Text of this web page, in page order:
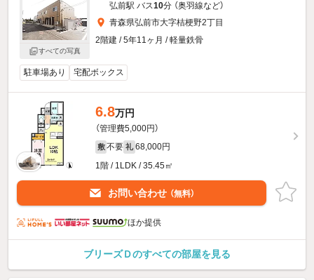
すべての写真
弘前駅 バス10分 （奥羽線など）
青森県弘前市大字桔梗野2丁目
2階建 / 5年11ヶ月 / 軽量鉄骨
駐車場あり 宅配ボックス
6.8万円
（管理費5,000円）
敷 不要 礼 68,000円
1階 / 1LDK / 35.45㎡
お問い合わせ （無料）
ほか提供
ブリーズＤのすべての部屋を見る